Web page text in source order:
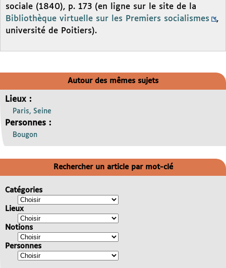
sociale (1840), p. 173 (en ligne sur le site de la
Bibliothèque virtuelle sur les Premiers socialismes
,
université de Poitiers).
Autour des mêmes sujets
Lieux :
Paris, Seine
Personnes :
Bougon
Rechercher un article par mot-clé
Catégories
Lieux
Notions
Personnes